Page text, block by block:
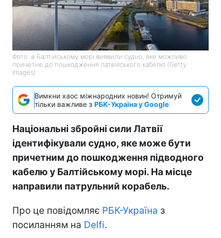
Фото: в Балтійському морі виявили судно, яке можливо
причетне до пошкодження латвійського кабелю (Getty
Images)
Вимкни хаос міжнародних новин! Отримуй
тільки важливе з РБК-Україна у Google
Національні збройні сили Латвії
ідентифікували судно, яке може бути
причетним до пошкодження підводного
кабелю у Балтійському морі. На місце
направили патрульний корабель.
Про це повідомляє РБК-Україна з
посиланням на Delfi.